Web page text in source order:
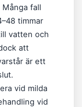
fall
timmar
vatten och
att
är ett
vid milda
vid